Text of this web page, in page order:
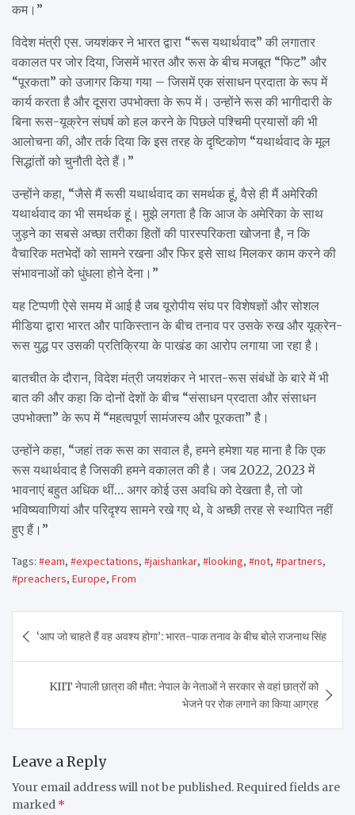
कम।”
विदेश मंत्री एस. जयशंकर ने भारत द्वारा “रूस यथार्थवाद” की लगातार
वकालत पर जोर दिया, जिसमें भारत और रूस के बीच मजबूत “फिट” और
“पूरकता” को उजागर किया गया – जिसमें एक संसाधन प्रदाता के रूप में
कार्य करता है और दूसरा उपभोक्ता के रूप में। उन्होंने रूस की भागीदारी के
बिना रूस-यूक्रेन संघर्ष को हल करने के पिछले पश्चिमी प्रयासों की भी
आलोचना की, और तर्क दिया कि इस तरह के दृष्टिकोण “यथार्थवाद के मूल
सिद्धांतों को चुनौती देते हैं।”
उन्होंने कहा, “जैसे मैं रूसी यथार्थवाद का समर्थक हूं, वैसे ही मैं अमेरिकी
यथार्थवाद का भी समर्थक हूं। मुझे लगता है कि आज के अमेरिका के साथ
जुड़ने का सबसे अच्छा तरीका हितों की पारस्परिकता खोजना है, न कि
वैचारिक मतभेदों को सामने रखना और फिर इसे साथ मिलकर काम करने की
संभावनाओं को धुंधला होने देना।”
यह टिप्पणी ऐसे समय में आई है जब यूरोपीय संघ पर विशेषज्ञों और सोशल
मीडिया द्वारा भारत और पाकिस्तान के बीच तनाव पर उसके रुख और यूक्रेन-
रूस युद्ध पर उसकी प्रतिक्रिया के पाखंड का आरोप लगाया जा रहा है।
बातचीत के दौरान, विदेश मंत्री जयशंकर ने भारत-रूस संबंधों के बारे में भी
बात की और कहा कि दोनों देशों के बीच “संसाधन प्रदाता और संसाधन
उपभोक्ता” के रूप में “महत्वपूर्ण सामंजस्य और पूरकता” है।
उन्होंने कहा, “जहां तक ​​रूस का सवाल है, हमने हमेशा यह माना है कि एक
रूस यथार्थवाद है जिसकी हमने वकालत की है। जब 2022, 2023 में
भावनाएं बहुत अधिक थीं… अगर कोई उस अवधि को देखता है, तो जो
भविष्यवाणियां और परिदृश्य सामने रखे गए थे, वे अच्छी तरह से स्थापित नहीं
हुए हैं।”
Tags: #eam, #expectations, #jaishankar, #looking, #not, #partners,
#preachers, Europe, From
navigation
‘आप जो चाहते हैं वह अवश्य होगा’: भारत-पाक तनाव के बीच बोले राजनाथ सिंह
KIIT नेपाली छात्रा की मौत: नेपाल के नेताओं ने सरकार से वहां छात्रों को
भेजने पर रोक लगाने का किया आग्रह
Leave a Reply
Your email address will not be published. Required fields are
marked *